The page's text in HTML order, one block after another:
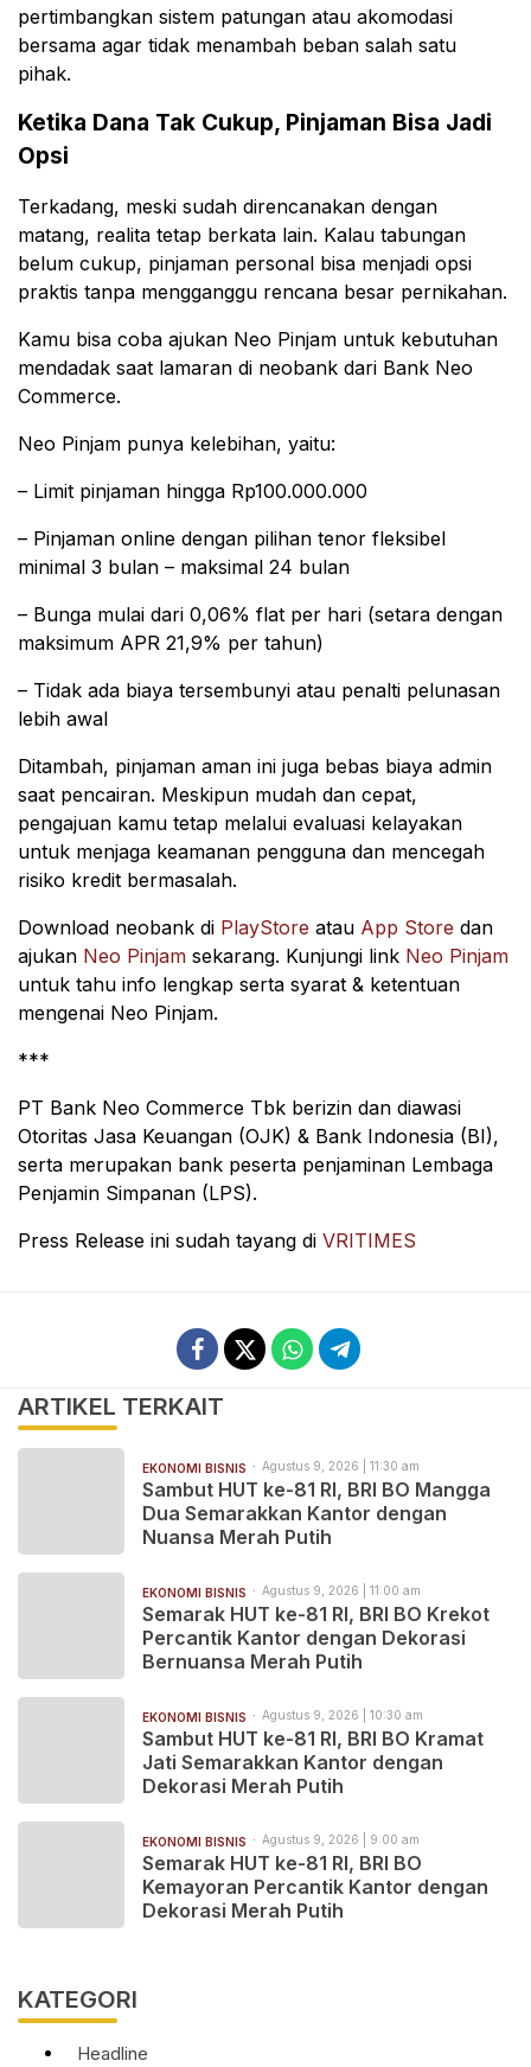
pertimbangkan sistem patungan atau akomodasi
bersama agar tidak menambah beban salah satu
pihak.
Ketika Dana Tak Cukup, Pinjaman Bisa Jadi
Opsi
Terkadang, meski sudah direncanakan dengan
matang, realita tetap berkata lain. Kalau tabungan
belum cukup, pinjaman personal bisa menjadi opsi
praktis tanpa mengganggu rencana besar pernikahan.
Kamu bisa coba ajukan Neo Pinjam untuk kebutuhan
mendadak saat lamaran di neobank dari Bank Neo
Commerce.
Neo Pinjam punya kelebihan, yaitu:
– Limit pinjaman hingga Rp100.000.000
– Pinjaman online dengan pilihan tenor fleksibel
minimal 3 bulan – maksimal 24 bulan
– Bunga mulai dari 0,06% flat per hari (setara dengan
maksimum APR 21,9% per tahun)
– Tidak ada biaya tersembunyi atau penalti pelunasan
lebih awal
Ditambah, pinjaman aman ini juga bebas biaya admin
saat pencairan. Meskipun mudah dan cepat,
pengajuan kamu tetap melalui evaluasi kelayakan
untuk menjaga keamanan pengguna dan mencegah
risiko kredit bermasalah.
Download neobank di PlayStore atau App Store dan
ajukan Neo Pinjam sekarang. Kunjungi link Neo Pinjam
untuk tahu info lengkap serta syarat & ketentuan
mengenai Neo Pinjam.
***
PT Bank Neo Commerce Tbk berizin dan diawasi
Otoritas Jasa Keuangan (OJK) & Bank Indonesia (BI),
serta merupakan bank peserta penjaminan Lembaga
Penjamin Simpanan (LPS).
Press Release ini sudah tayang di VRITIMES
ARTIKEL TERKAIT
EKONOMI BISNIS Agustus 9, 2026 | 11:30 am
Sambut HUT ke-81 RI, BRI BO Mangga
Dua Semarakkan Kantor dengan
Nuansa Merah Putih
EKONOMI BISNIS Agustus 9, 2026 | 11:00 am
Semarak HUT ke-81 RI, BRI BO Krekot
Percantik Kantor dengan Dekorasi
Bernuansa Merah Putih
EKONOMI BISNIS Agustus 9, 2026 | 10:30 am
Sambut HUT ke-81 RI, BRI BO Kramat
Jati Semarakkan Kantor dengan
Dekorasi Merah Putih
EKONOMI BISNIS Agustus 9, 2026 | 9:00 am
Semarak HUT ke-81 RI, BRI BO
Kemayoran Percantik Kantor dengan
Dekorasi Merah Putih
KATEGORI
Headline